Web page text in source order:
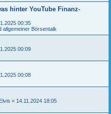
hinter YouTube Finanz-
00:35
allgemeiner Börsentalk
00:09
00:08
« 14.11.2024 18:05